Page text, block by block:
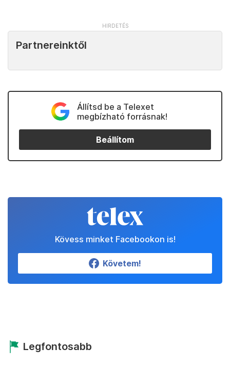
Partnereinktől
Állítsd be a Telexet
megbízható forrásnak!
Beállítom
Kövess minket Facebookon is!
Követem!
Legfontosabb